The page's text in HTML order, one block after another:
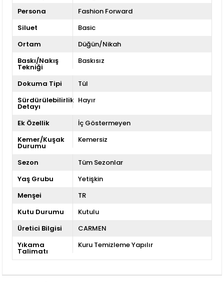
Persona
Fashion Forward
Siluet
Basic
Ortam
Düğün/Nikah
Baskı/Nakış
Tekniği
Baskısız
Dokuma Tipi
Tül
Sürdürülebilirlik
Detayı
Hayır
Ek Özellik
İç Göstermeyen
Kemer/Kuşak
Durumu
Kemersiz
Sezon
Tüm Sezonlar
Yaş Grubu
Yetişkin
Menşei
TR
Kutu Durumu
Kutulu
Üretici Bilgisi
CARMEN
Yıkama
Talimatı
Kuru Temizleme Yapılır